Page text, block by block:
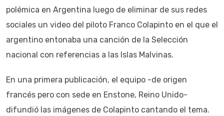
polémica en Argentina luego de eliminar de sus redes
sociales un video del piloto Franco Colapinto en el que el
argentino entonaba una canción de la Selección
nacional con referencias a las Islas Malvinas.
En una primera publicación, el equipo -de origen
francés pero con sede en Enstone, Reino Unido-
difundió las imágenes de Colapinto cantando el tema.